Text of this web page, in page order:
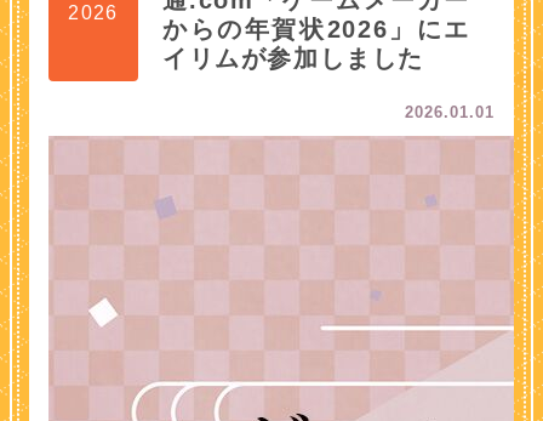
2026
からの年賀状2026」にエ
イリムが参加しました
2026.01.01